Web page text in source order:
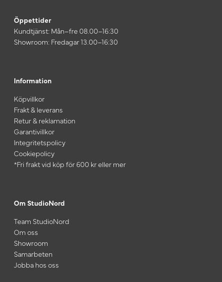
Öppettider
Kundtjänst: Mån–fre 08.00–16:30
Showroom: Fredagar 13.00–16:30
Information
Köpvillkor
Frakt & leverans
Retur & reklamation
Garantivillkor
Integritetspolicy
Cookiepolicy
*Fri frakt vid köp för 600 kr eller mer
Om StudioNord
Team StudioNord
Om oss
Showroom
Samarbeten
Jobba hos oss